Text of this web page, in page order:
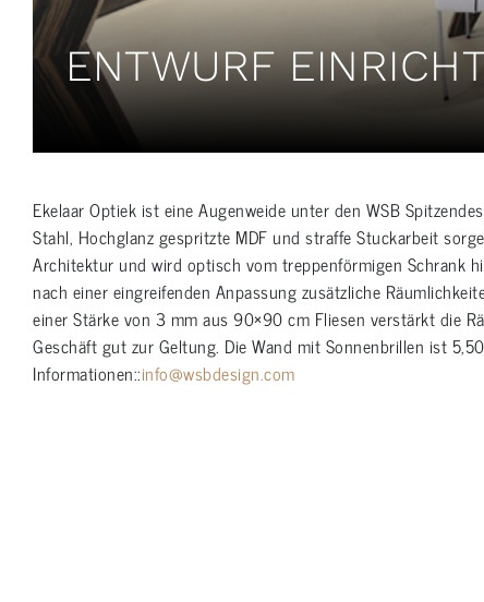
ENTWURF
Ekelaar Optiek ist eine Augenweide unter den WSB
Stahl, Hochglanz gespritzte MDF und straffe Stuckarbeit
Architektur und wird optisch vom treppenförmigen Schrank
nach einer eingreifenden Anpassung zusätzliche
einer Stärke von 3 mm aus 90×90 cm Fliesen verstärkt die
Geschäft gut zur Geltung. Die Wand mit Sonnenbrillen ist
Informationen::info@wsbdesign.com